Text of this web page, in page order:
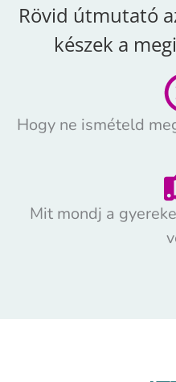
Rövid útmutató
készek a
Hogy ne ismételd
Mit mondj a